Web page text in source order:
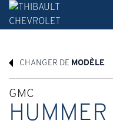
CHANGER DE MODÈLE
GMC